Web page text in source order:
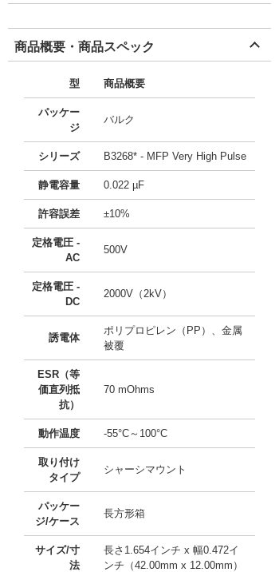
商品概要・商品スペック
型 商品概要
パッケー
ジ
バルク
シリーズ B3268* - MFP Very High Pulse
静電容量 0.022 µF
許容誤差 ±10%
定格電圧 -
AC
500V
定格電圧 -
DC
2000V（2kV）
誘電体
ポリプロピレン（PP）、金属
被覆
ESR（等
価直列抵
抗）
70 mOhms
動作温度 -55°C～100°C
取り付け
タイプ
シャーシマウント
パッケー
ジ/ケース
長方形箱
サイズ/寸
法
長さ1.654インチ x 幅0.472イ
ンチ（42.00mm x 12.00mm）